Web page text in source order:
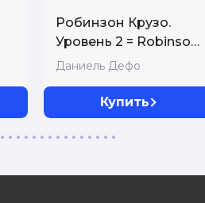
Робинзон Крузо.
Уровень 2 = Robinson
Crusoe
Даниель Дефо
Купить